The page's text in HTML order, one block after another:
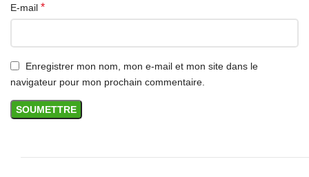
E-mail *
Enregistrer mon nom, mon e-mail et mon site dans le
navigateur pour mon prochain commentaire.